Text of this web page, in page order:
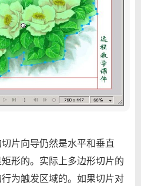
向导仍然是水平和垂直
形的。实际上多边形切片的
为触发区域的。如果切片对